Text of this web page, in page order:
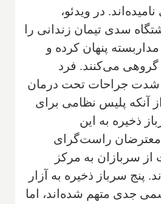
در ویدئو،
سدی تیمان زندانی را
مداربسته پنهان کرده و
می‌کنند. فرد
شدت جراحات تحت درمان
آنکه پلیس نظامی برای
از ۱۱ سرباز ذخیره به این
معترضان راست‌گرای
از سربازان به مرکز
پنج سرباز ذخیره به آزار
جدی متهم شده‌اند، اما